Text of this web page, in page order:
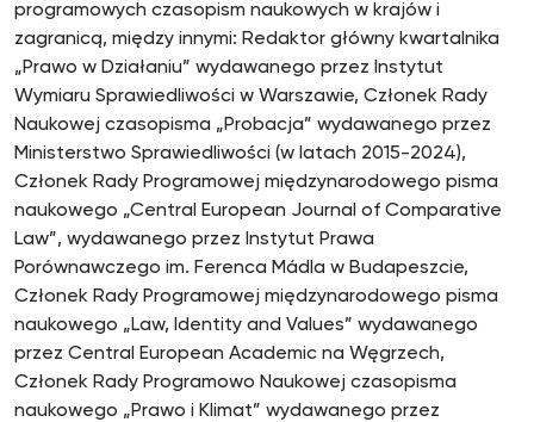
programowych czasopism naukowych w krajów i
zagranicą, między innymi: Redaktor główny kwartalnika
„Prawo w Działaniu” wydawanego przez Instytut
Wymiaru Sprawiedliwości w Warszawie, Członek Rady
Naukowej czasopisma „Probacja” wydawanego przez
Ministerstwo Sprawiedliwości (w latach 2015-2024),
Członek Rady Programowej międzynarodowego pisma
naukowego „Central European Journal of Comparative
Law”, wydawanego przez Instytut Prawa
Porównawczego im. Ferenca Mádla w Budapeszcie,
Członek Rady Programowej międzynarodowego pisma
naukowego „Law, Identity and Values” wydawanego
przez Central European Academic na Węgrzech,
Członek Rady Programowo Naukowej czasopisma
naukowego „Prawo i Klimat” wydawanego przez